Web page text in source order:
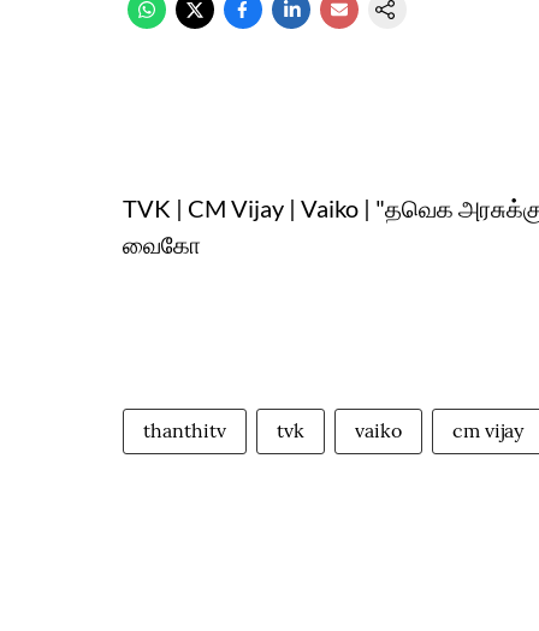
TVK | CM Vijay | Vaiko | "தவெக
வைகோ
thanthitv tvk vaiko cm vijay